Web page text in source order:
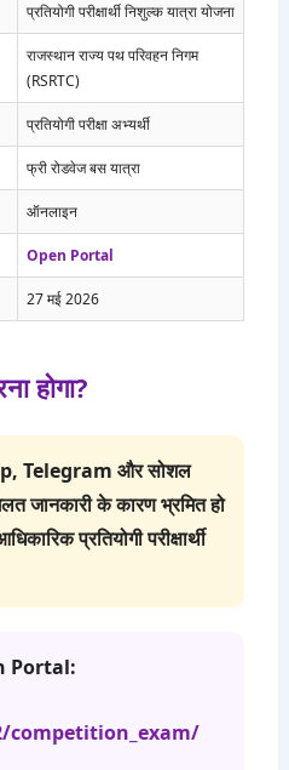
प्रतियोगी परीक्षार्थी निशुल्क यात्रा योजना
राजस्थान राज्य पथ परिवहन निगम
(RSRTC)
प्रतियोगी परीक्षा अभ्यर्थी
फ्री रोडवेज बस यात्रा
ऑनलाइन
Open Portal
27 मई 2026
होगा?
Telegram और सोशल
जानकारी के कारण भ्रमित हो
प्रतियोगी परीक्षार्थी
Portal:
competition_exam/